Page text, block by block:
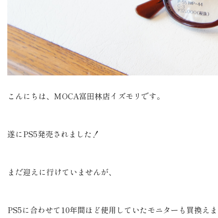
こんにちは、MOCA富田林店イズモリです。
遂にPS5発売されました！
まだ迎えに行けていませんが、
PS5に合わせて10年間ほど使用していたモニターも買換え